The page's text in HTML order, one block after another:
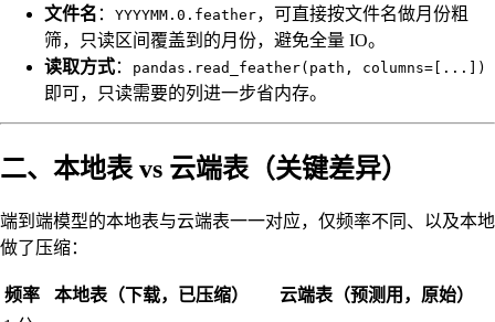
文件名 ： YYYYMM.0.feather，可直接按文件名做月份粗
筛，只读区间覆盖到的月份，避免全量 IO。
读取方式： pandas.read_feather(path, columns=[...])
即可，只读需要的列进一步省内存。
二、本地表 vs 云端表（关键差异）
端到端模型的本地表与云端表一一对应，仅频率不同、以及本地
做了压缩：
频率 本地表（下载，已压缩）
云端表（预测用，原始）